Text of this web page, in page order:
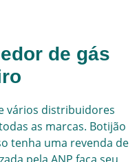
de gás
vários distribuidores
as marcas. Botijão
tenha uma revenda de